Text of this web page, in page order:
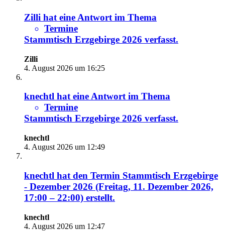
Zilli hat eine Antwort im Thema
Termine
Stammtisch Erzgebirge 2026 verfasst.
Zilli
4. August 2026 um 16:25
knechtl hat eine Antwort im Thema
Termine
Stammtisch Erzgebirge 2026 verfasst.
knechtl
4. August 2026 um 12:49
knechtl hat den Termin Stammtisch Erzgebirge
- Dezember 2026 (Freitag, 11. Dezember 2026,
17:00 – 22:00) erstellt.
knechtl
4. August 2026 um 12:47